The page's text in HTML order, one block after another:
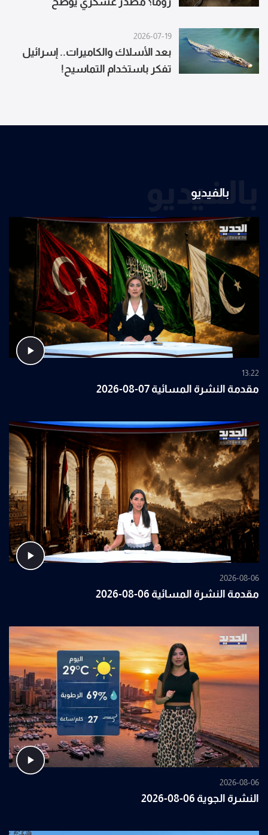
2026-07-19
بعد الأسلاك والكاميرات.. إسرائيل
تفكر باستخدام التماسيح!
بالفيديو
بالفيديو
13:22
مقدمة النشرة المسائية 07-08-2026
2026-08-06
مقدمة النشرة المسائية 06-08-2026
2026-08-06
النشرة الجوية 06-08-2026